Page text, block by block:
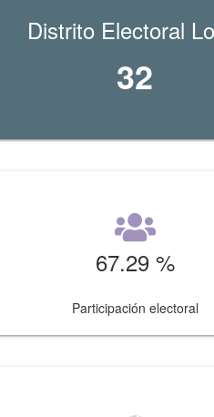
Distrito Electoral
32
67.29 %
Participación electoral